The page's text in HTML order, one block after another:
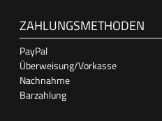
ZAHLUNGSMETHODEN
PayPal
Überweisung/Vorkasse
Nachnahme
Barzahlung